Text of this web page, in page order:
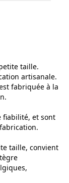
taille.
artisanale.
fabriquée à la
fiabilité, et sont
taille, convient